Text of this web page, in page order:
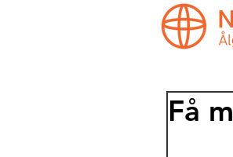
Få